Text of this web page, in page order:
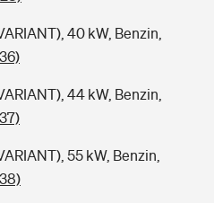
40 kW, Benzin,
44 kW, Benzin,
55 kW, Benzin,